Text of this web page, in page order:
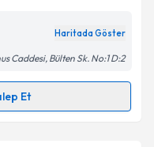
ilişkin
verilerimin belirtilen
ediyorum.
Haritada Göster
Caddesi, Bülten Sk. No:1 D:2
Et